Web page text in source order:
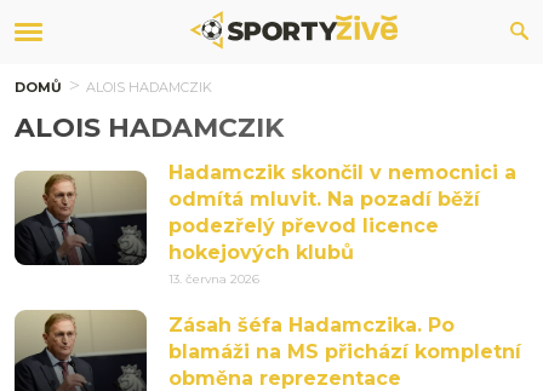
DOMŮ ALOIS HADAMCZIK
ALOIS HADAMCZIK
Hadamczik skončil v nemocnici a
odmítá mluvit. Na pozadí běží
podezřelý převod licence
hokejových klubů
13. června 2026
Zásah šéfa Hadamczika. Po
blamáži na MS přichází kompletní
obměna reprezentace